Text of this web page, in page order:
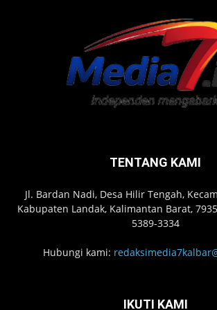
TENTANG KAMI
Jl. Bardan Nadi, Desa Hilir Tengah,
Kabupaten Landak, Kalimantan Barat,
5389-3334
Hubungi kami:
IKUTI KAMI